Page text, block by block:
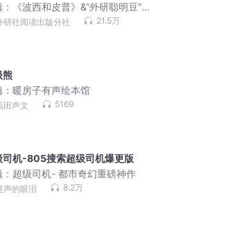
《波西和皮普》&“外研聪明豆”绘
事音频讲播合集
研社阅读出版分社 21.5万
熊
：暖房子有声绘本馆
田声文 5169
司机-805搜索超级司机爆更版
超级司机- 都市奇幻重磅神作
声的眼泪 8.2万